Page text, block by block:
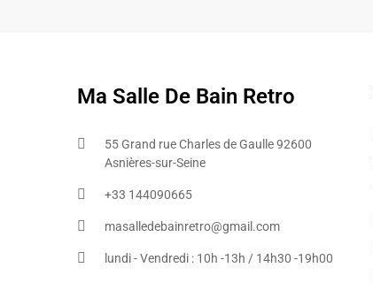
Ma Salle De Bain Retro
55 Grand rue Charles de Gaulle 92600
Asnières-sur-Seine
+33 144090665​
masalledebainretro@gmail.com
lundi - Vendredi : 10h -13h / 14h30 -19h00